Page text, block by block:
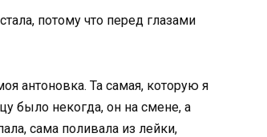
потому что перед глазами
антоновка. Та самая, которую я
было некогда, он на смене, а
сама поливала из лейки,